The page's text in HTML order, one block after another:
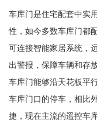
车库门是住宅配套中实
性，如今多数车库门都
可连接智能家居系统，
出警报，保障车辆和存
车库门能够沿天花板平
车库门口的停车，相比
捷，现在主流的遥控车